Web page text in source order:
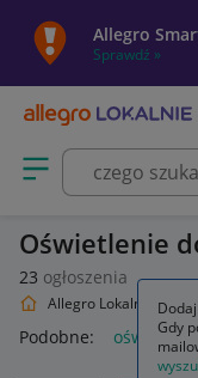
Allegro
Sprawdź »
Otwórz menu z
Oświetlenie
23 ogłoszenia
Allegro Lokalnie
Podobne:
Gdy